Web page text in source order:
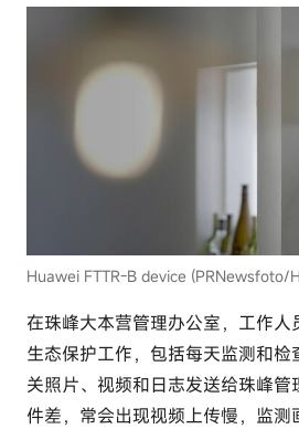
Huawei FTTR-B device (PRNewsfoto/
在珠峰大本营管理办公室，工作人
生态保护工作，包括每天监测和
关照片、视频和日志发送给珠峰
件差，常会出现视频上传慢，监